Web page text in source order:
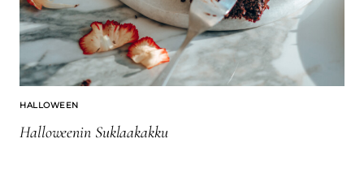
HALLOWEEN
Halloweenin Suklaakakku